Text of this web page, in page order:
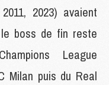
2023) avaient
boss de fin reste
League
Milan puis du Real